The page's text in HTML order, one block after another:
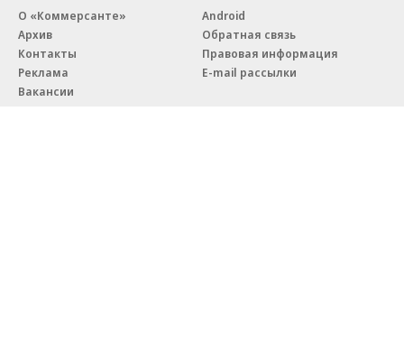
О «Коммерсанте»
Архив
Контакты
Реклама
Вакансии
Android
Обратная связь
Правовая информация
E-mail рассылки